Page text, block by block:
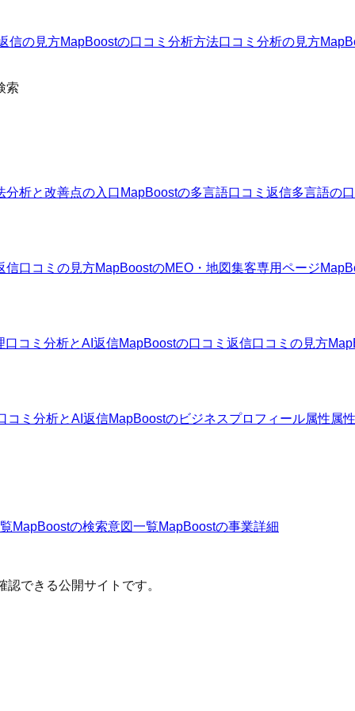
信の見方MapBoostの口コミ分析方法口コミ分析の見方
索
分析と改善点の入口 MapBoostの多言語口コミ返信多言語の
信口コミの見方MapBoostのMEO・地図集客専用ページ
口コミ分析とAI返信MapBoostの口コミ返信口コミの見方
コミ分析とAI返信MapBoostのビジネスプロフィール属性属
MapBoostの検索意図一覧MapBoostの事業詳細
できる公開サイトです。